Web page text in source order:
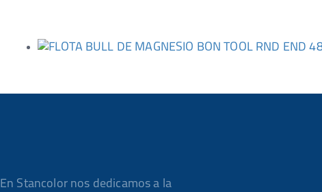
En Stancolor nos dedicamos a la